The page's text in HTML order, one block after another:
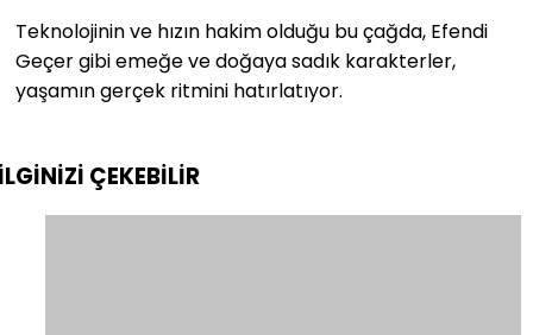
Teknolojinin ve hızın hakim olduğu bu çağda, Efendi
Geçer gibi emeğe ve doğaya sadık karakterler,
yaşamın gerçek ritmini hatırlatıyor.
ÇEKEBİLİR